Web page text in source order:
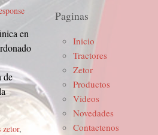
en
de
zetor,
Paginas
Inicio
Tractores
Zetor
Productos
Videos
Novedades
Contactenos